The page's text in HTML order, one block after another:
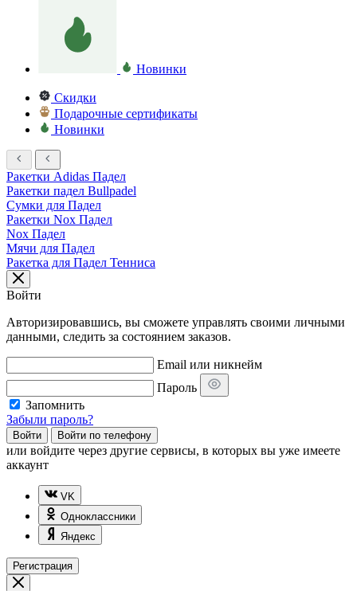
Новинки
Скидки
Подарочные сертификаты
Новинки
Ракетки Adidas Падел
Ракетки падел Bullpadel
Сумки для Падел
Ракетки Nox Падел
Nox Падел
Мячи для Падел
Ракетка для Падел Тенниса
Войти
Авторизировавшись, вы сможете управлять своими личными
данными, следить за состоянием заказов.
Email или никнейм
Пароль
Запомнить
Забыли пароль?
Войти Войти по телефону
или войдите через другие сервисы, в которых вы уже имеете
аккаунт
VK
Одноклассники
Яндекс
Регистрация